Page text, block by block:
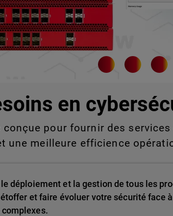
en
conçue pour fournir des services
une meilleure efficience
déploiement et la gestion de tous les
et faire évoluer votre sécurité face à
complexes.